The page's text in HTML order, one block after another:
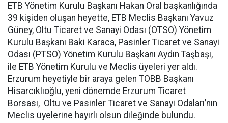
ETB Yönetim Kurulu Başkanı Hakan Oral başkanlığında
39 kişiden oluşan heyette, ETB Meclis Başkanı Yavuz
Güney, Oltu Ticaret ve Sanayi Odası (OTSO) Yönetim
Kurulu Başkanı Baki Karaca, Pasinler Ticaret ve Sanayi
Odası (PTSO) Yönetim Kurulu Başkanı Aydın Taşbaşı,
ile ETB Yönetim Kurulu ve Meclis üyeleri yer aldı.
Erzurum heyetiyle bir araya gelen TOBB Başkanı
Hisarcıklıoğlu, yeni dönemde Erzurum Ticaret
Borsası, Oltu ve Pasinler Ticaret ve Sanayi Odaları’nın
Meclis üyelerine hayırlı olsun dileğinde bulundu.